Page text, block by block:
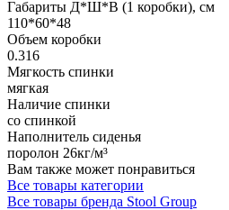
Габариты Д*Ш*В (1 коробки), см
110*60*48
Объем коробки
0.316
Мягкость спинки
мягкая
Наличие спинки
со спинкой
Наполнитель сиденья
поролон 26кг/м³
Вам также может понравиться
Все товары категории
Все товары бренда Stool Group